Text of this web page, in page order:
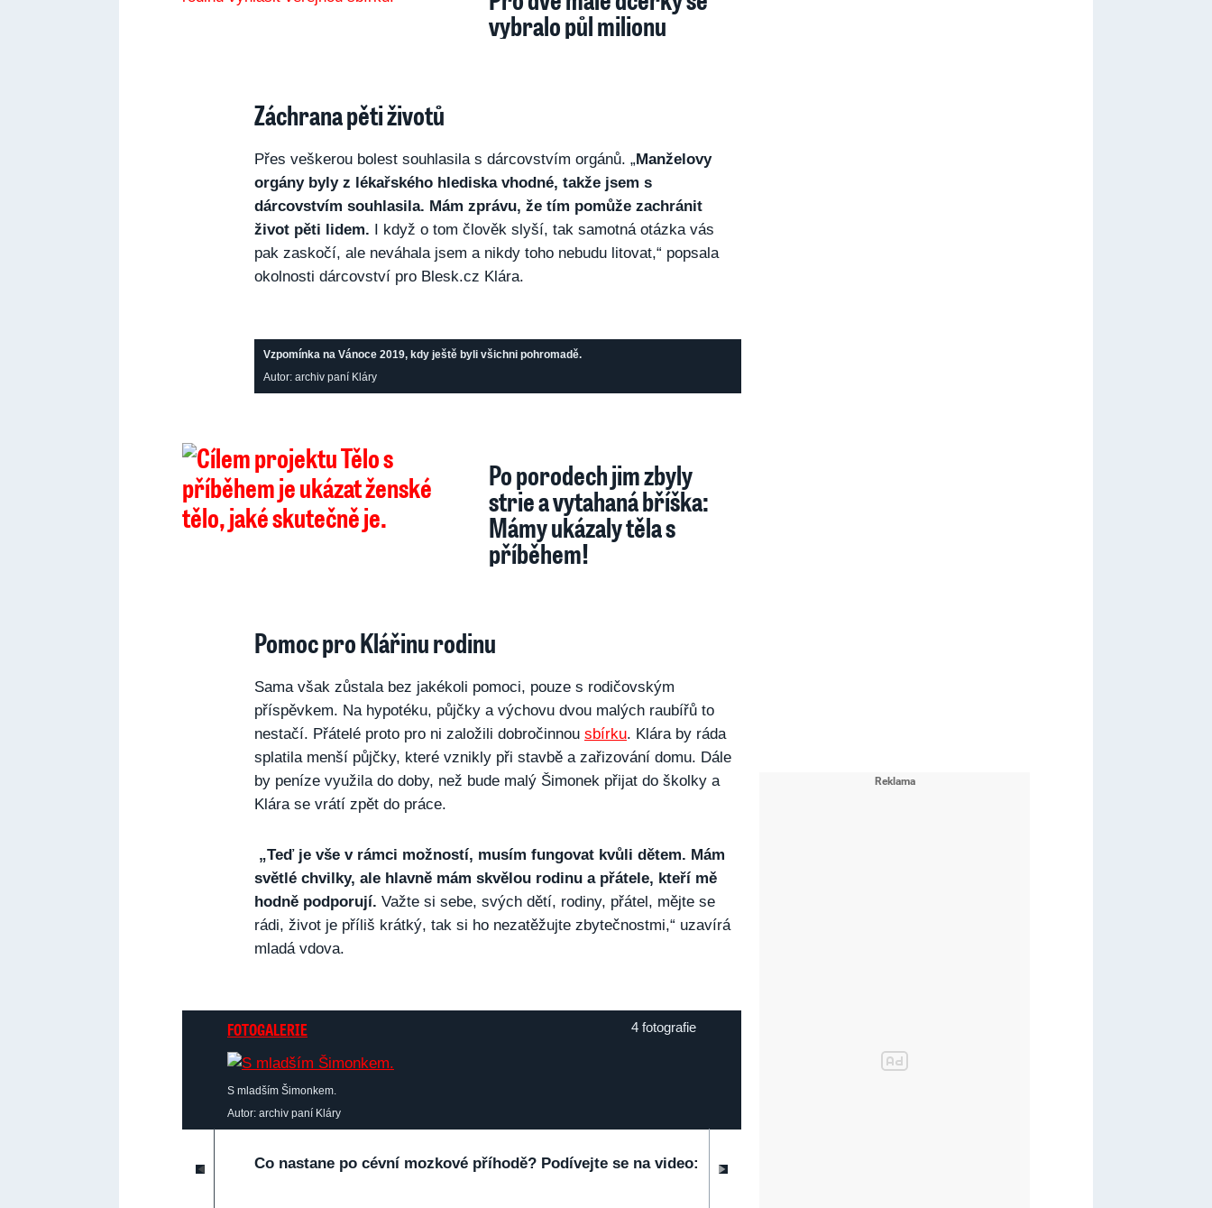
vybralo půl milionu
Záchrana pěti životů
Přes veškerou bolest souhlasila s dárcovstvím orgánů. „Manželovy
orgány byly z lékařského hlediska vhodné, takže jsem s
dárcovstvím souhlasila. Mám zprávu, že tím pomůže zachránit
život pěti lidem. I když o tom člověk slyší, tak samotná otázka vás
pak zaskočí, ale neváhala jsem a nikdy toho nebudu litovat,“ popsala
okolnosti dárcovství pro Blesk.cz Klára.
Vzpomínka na Vánoce 2019, kdy ještě byli všichni pohromadě.
Autor: archiv paní Kláry
Po porodech jim zbyly
strie a vytahaná bříška:
Mámy ukázaly těla s
příběhem!
Pomoc pro Klářinu rodinu
Sama však zůstala bez jakékoli pomoci, pouze s rodičovským
příspěvkem. Na hypotéku, půjčky a výchovu dvou malých raubířů to
nestačí. Přátelé proto pro ni založili dobročinnou sbírku. Klára by ráda
splatila menší půjčky, které vznikly při stavbě a zařizování domu. Dále
by peníze využila do doby, než bude malý Šimonek přijat do školky a
Klára se vrátí zpět do práce.
„Teď je vše v rámci možností, musím fungovat kvůli dětem. Mám
světlé chvilky, ale hlavně mám skvělou rodinu a přátele, kteří mě
hodně podporují. Važte si sebe, svých dětí, rodiny, přátel, mějte se
rádi, život je příliš krátký, tak si ho nezatěžujte zbytečnostmi,“ uzavírá
mladá vdova.
FOTOGALERIE 4 fotografie
S mladším Šimonkem.
Autor: archiv paní Kláry
Co nastane po cévní mozkové příhodě? Podívejte se na video: